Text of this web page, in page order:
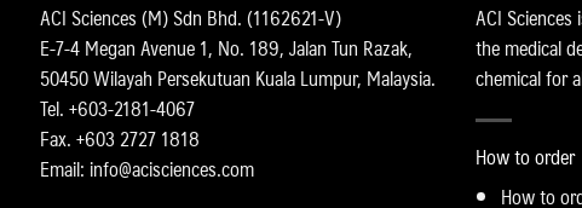
ACI Sciences (M) Sdn Bhd. (1162621-V)
E-7-4 Megan Avenue 1, No. 189, Jalan Tun Razak,
50450 Wilayah Persekutuan Kuala Lumpur, Malaysia.
Tel. +603-2181-4067
Fax. +603 2727 1818
Email: info@acisciences.com
ACI
the medical
chemical for
How to order
How to